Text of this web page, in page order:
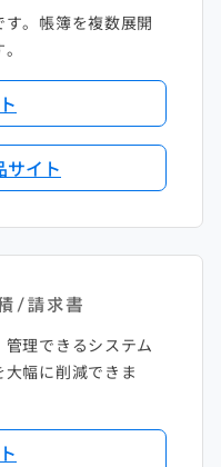
。帳簿を複数展開
サイト
理できるシステム
幅に削減できま